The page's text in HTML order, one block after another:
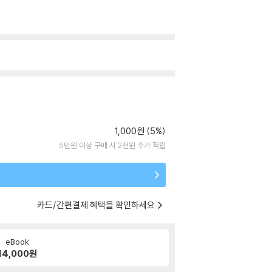
1,000원 (5%)
5만원 이상 구매 시 2천원 추가 적립
카드/간편결제 혜택을 확인하세요
eBook
원